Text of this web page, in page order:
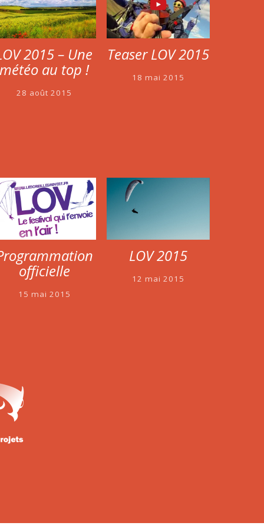
2015 – Une
météo au top !
28 août 2015
Teaser LOV 2015
18 mai 2015
officielle
15 mai 2015
LOV 2015
12 mai 2015